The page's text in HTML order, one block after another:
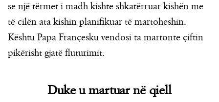
se një tërmet i madh kishte shkatërruar kishën me
të cilën ata kishin planifikuar të martoheshin.
Kështu Papa Françesku vendosi ta martonte çiftin
pikërisht gjatë fluturimit.
Duke u martuar në qiell